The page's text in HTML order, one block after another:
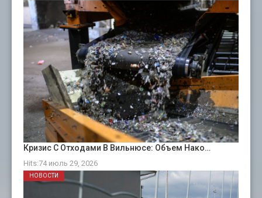
Кризис С Отходами В Вильнюсе: Объем Нако…
Hits:74 июль 29, 2026
НОВОСТИ